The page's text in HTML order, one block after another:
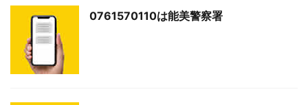
0761570110は能美警察署